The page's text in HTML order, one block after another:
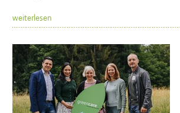
weiterlesen